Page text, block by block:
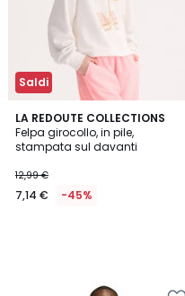
Saldi
LA REDOUTE COLLECTIONS
Felpa girocollo, in pile,
stampata sul davanti
12,99 €
7,14 € -45%